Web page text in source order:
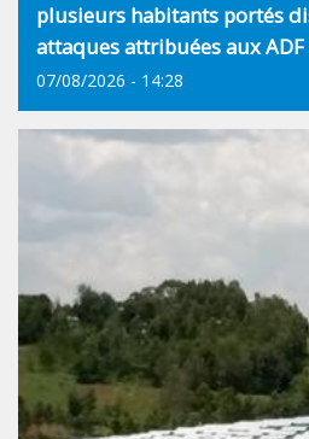
plusieurs habitants portés
attaques attribuées aux ADF
07/08/2026 - 14:28